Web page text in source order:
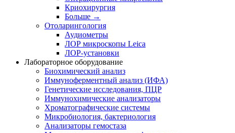
Криохирургия
Больше →
Отоларингология
Аудиометры
ЛОР микроскопы Leica
ЛОР-установки
Лабораторное оборудование
Биохимический анализ
Иммуноферментный анализ (ИФА)
Генетические исследования, ПЦР
Иммунохимические анализаторы
Хроматографические системы
Микробиология, бактериология
Анализаторы гемостаза